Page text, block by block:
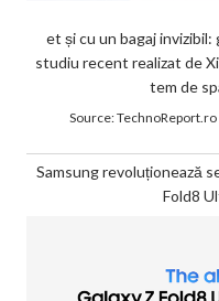
et și cu un bagaj
studiu recent realizat de
tem de
Source:TechnoReport.ro
Samsung revoluționează
Fold8